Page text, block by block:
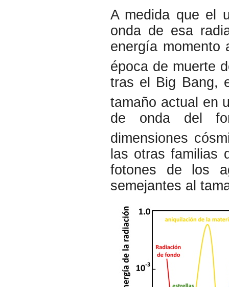
A medida que el
onda de esa
energía momento
época de muerte
tras el Big Bang,
tamaño actual en
de onda del
dimensiones
las otras familias
fotones de los
semejantes al